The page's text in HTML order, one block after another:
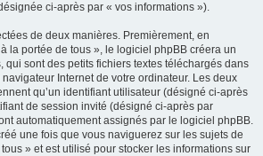
ci-après par « vos informations »).
de deux manières. Premièrement, en
la portée de tous », le logiciel phpBB créera un
qui sont des petits fichiers textes téléchargés dans
Internet de votre ordinateur. Les deux
qu’un identifiant utilisateur (désigné ci-après
de session invité (désigné ci-après par
automatiquement assignés par le logiciel phpBB.
une fois que vous naviguerez sur les sujets de
» et est utilisé pour stocker les informations sur